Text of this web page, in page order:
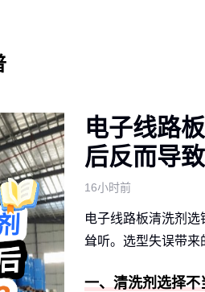
电子线路
后反而导致
16小时前
电子线路板清洗剂
耸听。选型失误带来
一、清洗剂选择